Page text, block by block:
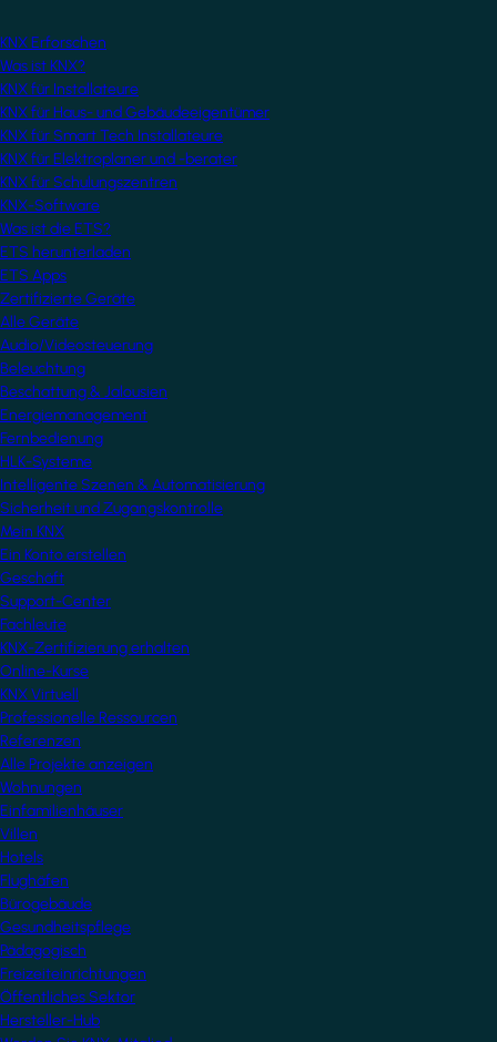
KNX Erforschen
Was ist KNX?
KNX für Installateure
KNX für Haus- und Gebäudeeigentümer
KNX für Smart Tech Installateure
KNX für Elektroplaner und -berater
KNX für Schulungszentren
KNX-Software
Was ist die ETS?
ETS herunterladen
ETS Apps
Zertifizierte Geräte
Alle Geräte
Audio/Videosteuerung
Beleuchtung
Beschattung & Jalousien
Energiemanagement
Fernbedienung
HLK-Systeme
Intelligente Szenen & Automatisierung
Sicherheit und Zugangskontrolle
Mein KNX
Ein Konto erstellen
Geschäft
Support-Center
Fachleute
KNX-Zertifizierung erhalten
Online-Kurse
KNX Virtuell
Professionelle Ressourcen
Referenzen
Alle Projekte anzeigen
Wohnungen
Einfamilienhäuser
Villen
Hotels
Flughäfen
Bürogebäude
Gesundheitspflege
Pädagogisch
Freizeiteinrichtungen
Öffentliches Sektor
Hersteller-Hub